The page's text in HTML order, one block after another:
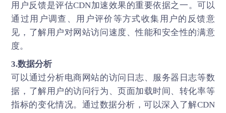
用户反馈是评估CDN加速效果的重要依据之一。可以
通过用户调查、用户评价等方式收集用户的反馈意
见，了解用户对网站访问速度、性能和安全性的满意
度。
3.数据分析
可以通过分析电商网站的访问日志、服务器日志等数
据，了解用户的访问行为、页面加载时间、转化率等
指标的变化情况。通过数据分析，可以深入了解CDN